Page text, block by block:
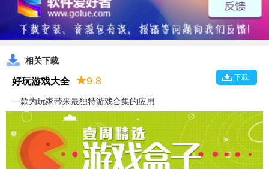
相关下载
下载
好玩游戏大全 ★9.8
一款为玩家带来最独特游戏合集的应用